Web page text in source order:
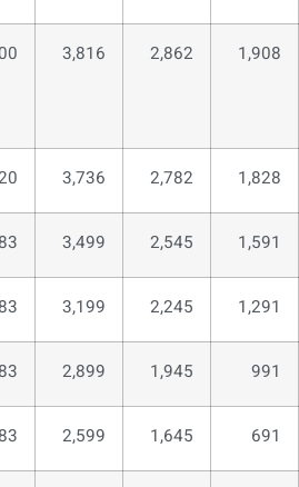
1,908
2,862
3,816
1,828
2,782
3,736
1,591
2,545
3,499
1,291
2,245
3,199
991
1,945
2,899
691
1,645
2,599